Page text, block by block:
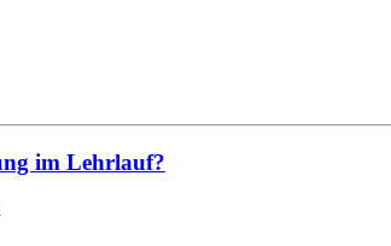
im Lehrlauf?